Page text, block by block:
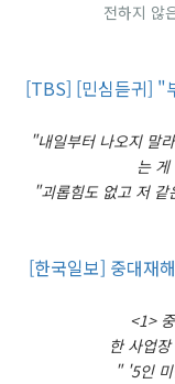
전하지 않
[TBS] [민심듣귀] "
"내일부터 나오지 말
는 게
"괴롭힘도 없고 저
[한국일보] 중대재
<1>
한 사업
" '5인